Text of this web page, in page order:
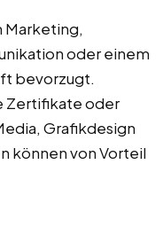
Marketing,
oder einem
bevorzugt.
Zertifikate oder
Grafikdesign
können von Vorteil